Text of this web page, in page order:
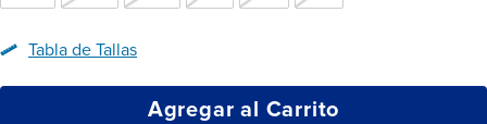
Tabla de Tallas
Agregar al Carrito